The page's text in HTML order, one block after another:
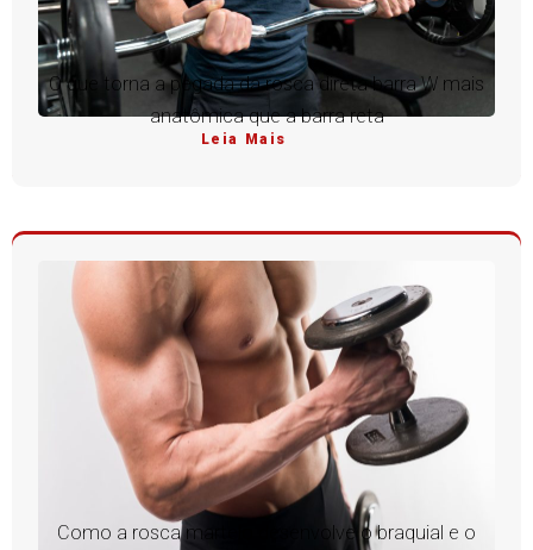
O que torna a pegada da rosca direta barra W mais
anatômica que a barra reta
Leia Mais
Como a rosca martelo desenvolve o braquial e o